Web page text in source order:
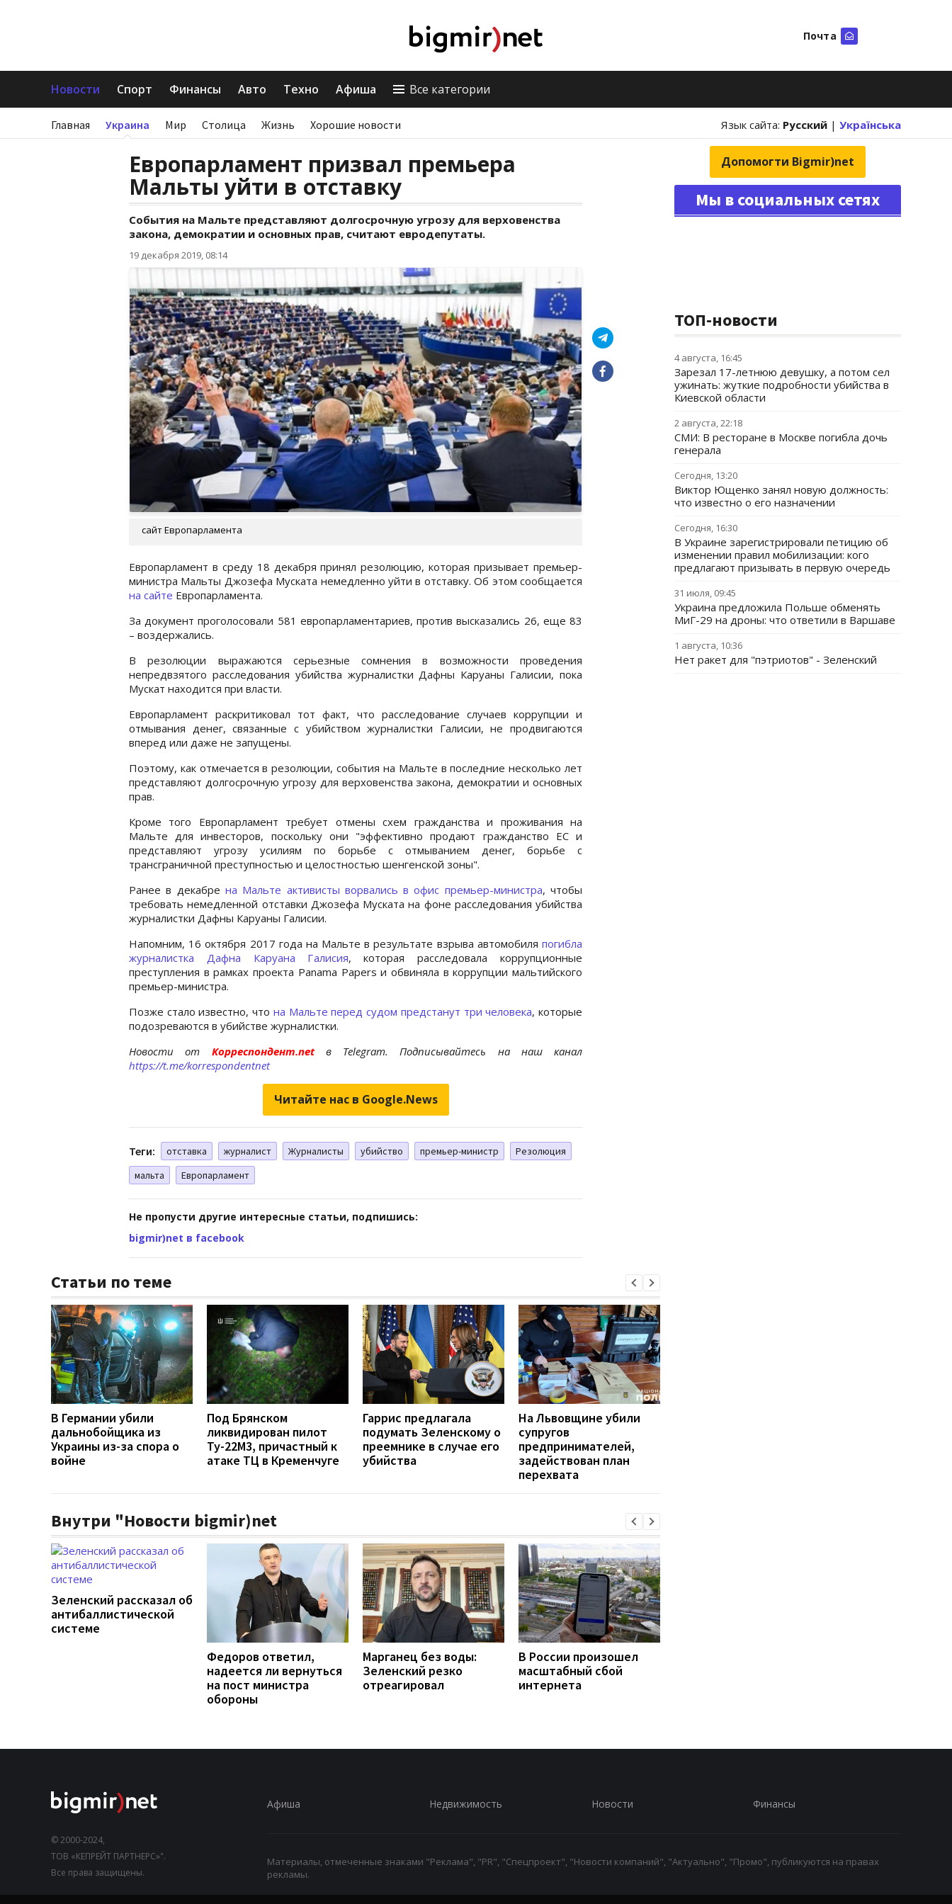
Почта
Новости Спорт Финансы Авто Техно Афиша Все категории
Главная Украина Мир Столица Жизнь Хорошие новости Язык сайта: Русский | Українська
Европарламент призвал премьера
Мальты уйти в отставку
События на Мальте представляют долгосрочную угрозу для верховенства
закона, демократии и основных прав, считают евродепутаты.
19 декабря 2019, 08:14
сайт Европарламента
Европарламент в среду 18 декабря принял резолюцию, которая призывает премьер-
министра Мальты Джозефа Муската немедленно уйти в отставку. Об этом сообщается
на сайте Европарламента.
За документ проголосовали 581 европарламентариев, против высказались 26, еще 83
– воздержались.
В резолюции выражаются серьезные сомнения в возможности проведения
непредвзятого расследования убийства журналистки Дафны Каруаны Галисии, пока
Мускат находится при власти.
Европарламент раскритиковал тот факт, что расследование случаев коррупции и
отмывания денег, связанные с убийством журналистки Галисии, не продвигаются
вперед или даже не запущены.
Поэтому, как отмечается в резолюции, события на Мальте в последние несколько лет
представляют долгосрочную угрозу для верховенства закона, демократии и основных
прав.
Кроме того Европарламент требует отмены схем гражданства и проживания на
Мальте для инвесторов, поскольку они "эффективно продают гражданство ЕС и
представляют угрозу усилиям по борьбе с отмыванием денег, борьбе с
трансграничной преступностью и целостностью шенгенской зоны".
Ранее в декабре на Мальте активисты ворвались в офис премьер-министра, чтобы
требовать немедленной отставки Джозефа Муската на фоне расследования убийства
журналистки Дафны Каруаны Галисии.
Напомним, 16 октября 2017 года на Мальте в результате взрыва автомобиля погибла
журналистка Дафна Каруана Галисия, которая расследовала коррупционные
преступления в рамках проекта Panama Papers и обвиняла в коррупции мальтийского
премьер-министра.
Позже стало известно, что на Мальте перед судом предстанут три человека, которые
подозреваются в убийстве журналистки.
Новости от Корреспондент.net в Telegram. Подписывайтесь на наш канал
https://t.me/korrespondentnet
Читайте нас в Google.News
Теги: отставка журналист Журналисты убийство премьер-министр
Резолюция
мальта
Европарламент
Не пропусти другие интересные статьи, подпишись:
bigmir)net в facebook
Статьи по теме
В Германии убили
дальнобойщика из
Украины из-за спора о
войне
Под Брянском
ликвидирован пилот
Ту-22М3, причастный к
атаке ТЦ в Кременчуге
Гаррис предлагала
подумать Зеленскому о
преемнике в случае его
убийства
На Львовщине убили
супругов
предпринимателей,
задействован план
перехвата
Внутри "Новости bigmir)net
Зеленский рассказал об
антибаллистической
системе
Федоров ответил,
надеется ли вернуться
на пост министра
обороны
Марганец без воды:
Зеленский резко
отреагировал
В России произошел
масштабный сбой
интернета
Допомогти Bigmir)net
Мы в социальных сетях
ТОП-новости
4 августа, 16:45
Зарезал 17-летнюю девушку, а потом сел
ужинать: жуткие подробности убийства в
Киевской области
2 августа, 22:18
СМИ: В ресторане в Москве погибла дочь
генерала
Сегодня, 13:20
Виктор Ющенко занял новую должность:
что известно о его назначении
Сегодня, 16:30
В Украине зарегистрировали петицию об
изменении правил мобилизации: кого
предлагают призывать в первую очередь
31 июля, 09:45
Украина предложила Польше обменять
МиГ-29 на дроны: что ответили в Варшаве
1 августа, 10:36
Нет ракет для "пэтриотов" - Зеленский
© 2000-2024,
ТОВ «КЕПРЕЙТ ПАРТНЕРС»".
Все права защищены.
Афиша Недвижимость Новости Финансы
Материалы, отмеченные знаками "Реклама", "PR", "Спецпроект", "Новости компаний", "Актуально", "Промо", публикуются на правах
рекламы.